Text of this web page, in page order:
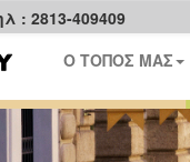
: 2813-409409
Ο ΤΟΠΟΣ ΜΑΣ